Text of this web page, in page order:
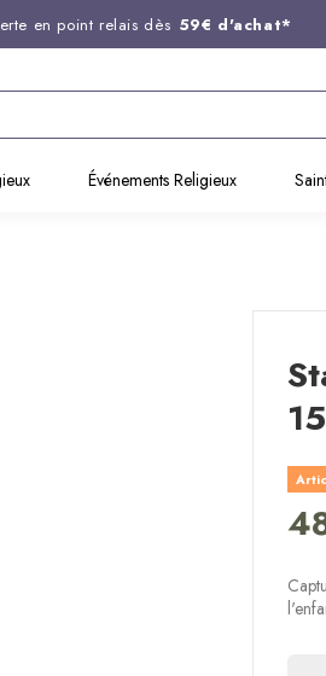
en point relais dès 59€ d'achat*
disponible au
14H, expédition le jour même !
Événements Religieux